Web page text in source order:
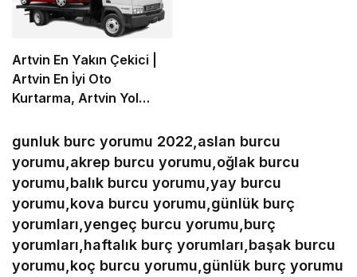
Artvin En Yakın Çekici |
Artvin En İyi Oto
Kurtarma, Artvin Yol
gunluk burc yorumu 2022,aslan burcu
yorumu,akrep burcu yorumu,oğlak burcu
yorumu,balık burcu yorumu,yay burcu
yorumu,kova burcu yorumu,günlük burç
yorumları,yengeç burcu yorumu,burç
yorumları,haftalık burç yorumları,başak burcu
yorumu,koç burcu yorumu,günlük burç yorumu